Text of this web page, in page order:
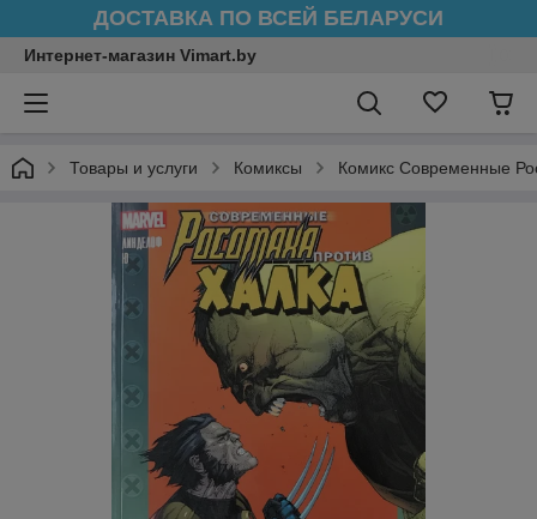
ДОСТАВКА ПО ВСЕЙ БЕЛАРУСИ
Интернет-магазин Vimart.by
Товары и услуги Комиксы Комикс Современные